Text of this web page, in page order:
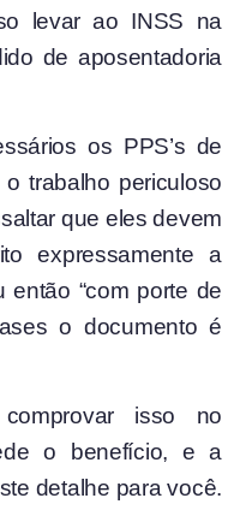
levar ao INSS na
de aposentadoria
os PPS’s de
trabalho periculoso
que eles devem
expressamente a
então “com porte de
o documento é
isso no
o benefício, e a
detalhe para você.